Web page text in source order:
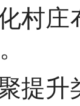
村庄
提升